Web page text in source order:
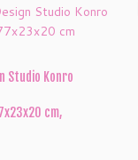
Studio Konro
cm,